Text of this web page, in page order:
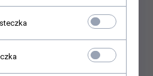
z kwiatami
00PLN